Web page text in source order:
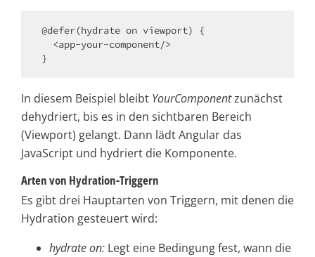
@defer(hydrate on viewport) {
In diesem Beispiel bleibt YourComponentzunächst
dehydriert, bis es in den sichtbaren Bereich
(Viewport) gelangt. Dann lädt Angular das
JavaScript und hydriert die Komponente.
Arten von Hydration-Triggern
Es gibt drei Hauptarten von Triggern, mit denen die
Hydration gesteuert wird:
hydrate on: Legt eine Bedingung fest, wann die